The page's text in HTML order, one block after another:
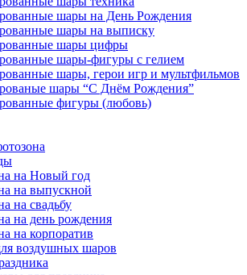
шары на День Рождения
шары на выписку
шары цифры
шары-фигуры с гелием
шары, герои игр и мультфильмов
шары “С Днём Рождения”
фигуры (любовь)
на Новый год
на выпускной
на свадьбу
на день рождения
на корпоратив
воздушных шаров